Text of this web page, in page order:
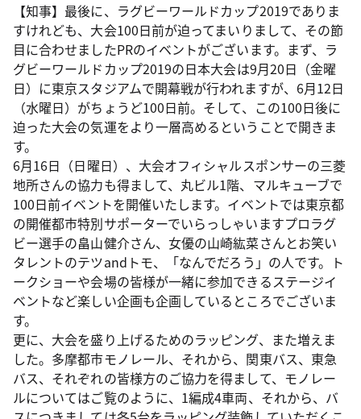
【知事】最後に、ラグビーワールドカップ2019でありま
すけれども、大会100日前が迫ってまいりまして、その節
目に合わせましたPRのイベントがございます。まず、ラ
グビーワールドカップ2019の日本大会は9月20日（金曜
日）に東京スタジアムで開幕戦が行われますが、6月12日
（水曜日）がちょうど100日前。そして、この100日後に
迫った大会の気運をより一層高めるということで開きま
す。
6月16日（日曜日）、大会オフィシャルスポンサーの三菱
地所さんの協力も得まして、丸ビル1階、マルキューブで
100日前イベントを開催いたします。イベントでは東京都
の開催都市特別サポーターでいらっしゃいますプロラグ
ビー選手の畠山健介さん、女優の山崎紘菜さんとお笑い
タレントのテツandトモ、「なんでだろう」の人です。ト
ークショーや会場の皆様が一緒に参加できるステージイ
ベントなど楽しい企画も企画しているところでございま
す。
更に、大会を盛り上げるためのラッピング、また増えま
した。多摩都市モノレール、それから、関東バス、東急
バス、それぞれの皆様方のご協力を得まして、モノレー
ルについてはご覧のように、1編成4車両、それから、バ